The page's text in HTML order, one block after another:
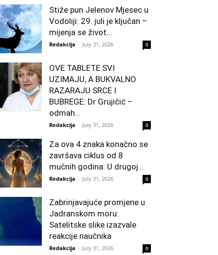
Stiže pun Jelenov Mjesec u
Vodoliji: 29. juli je ključan –
mijenja se život...
Redakcija - July 31, 2026 0
OVE TABLETE SVI
UZIMAJU, A BUKVALNO
RAZARAJU SRCE I
BUBREGE: Dr Grujičić –
odmah...
Redakcija - July 31, 2026 0
Za ova 4 znaka konačno se
završava ciklus od 8
mučnih godina: U drugoj...
Redakcija - July 31, 2026 0
Zabrinjavajuće promjene u
Jadranskom moru:
Satelitske slike izazvale
reakcije naučnika
Redakcija - July 31, 2026 0